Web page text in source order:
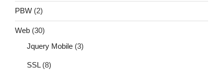
PBW (2)
Web (30)
Jquery Mobile (3)
SSL(8)